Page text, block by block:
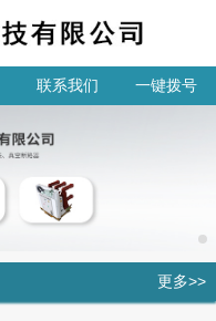
联系我们 一键拨号
更多>>